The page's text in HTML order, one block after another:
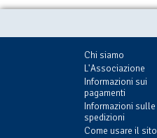
Chi siamo
L'Associazione
Informazioni sui
pagamenti
Informazioni sulle
spedizioni
Come usare il sito